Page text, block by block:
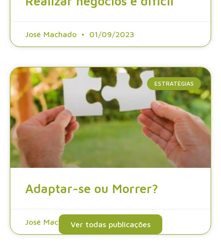
José Machado 01/09/2023
ESTRATÉGIAS
Adaptar-se ou Morrer?
José Machado 25/08/2023
Ver todas publicações